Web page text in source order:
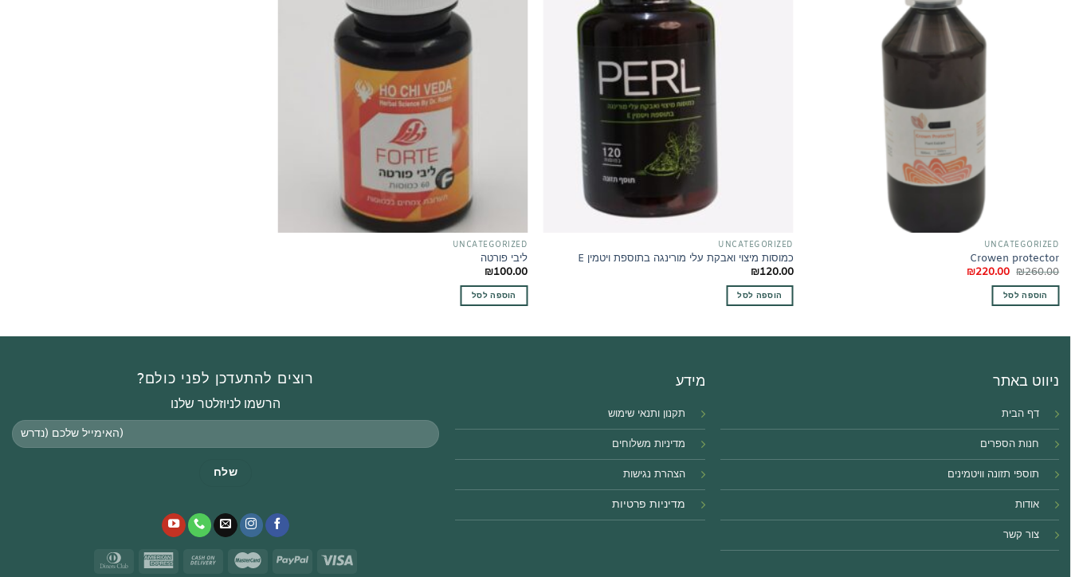
UNCATEGORIZED
כמוסות מיצוי ואבקת עלי מורינגה בתוספת ויטמין E
₪120.00
הוספה לסל
UNCATEGORIZED
ליבי פורטה
₪100.00
הוספה לסל
UNCATEGORIZED
Crowen protector
₪260.00 המחיר
היה:
₪260.00.
₪220.00 המחיר
הוספה לסל
ניווט באתר
דף הבית
חנות הספרים
תוספי תזונה וויטמינים
אודות
צור קשר
מידע
תקנון ותנאי שימוש
מדיניות משלוחים
הצהרת נגישות
מדיניות פרטיות
רוצים להתעדכן לפני כולם?
הרשמו לניוזלטר שלנו